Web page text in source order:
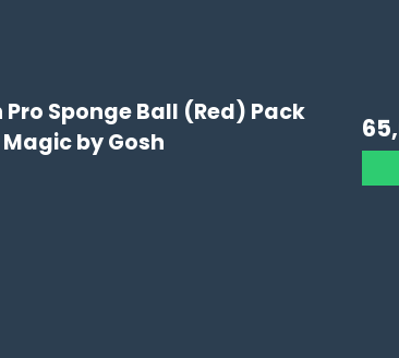
Pro Sponge Ball (Red) Pack
by Gosh